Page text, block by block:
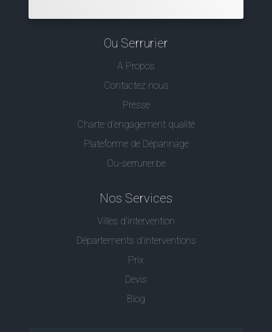
Ou Serrurier
A Propos
Contactez nous
Presse
Charte d’engagement qualité
Plateforme de Dépannage
Ou-serrurier.be
Nos Services
Villes d'intervention
Départements d'interventions
Prix
Devis
Blog